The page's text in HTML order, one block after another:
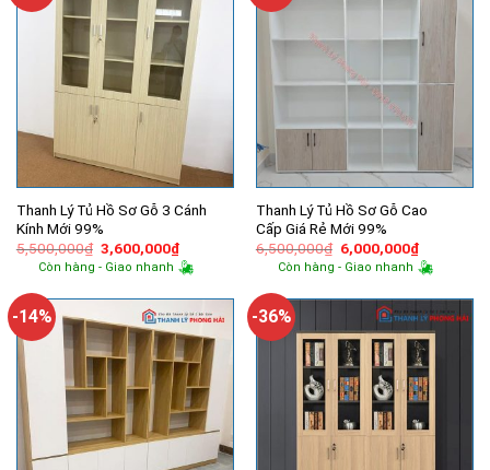
Thanh Lý Tủ Hồ Sơ Gỗ 3 Cánh
Kính Mới 99%
5,500,000₫ Giá
gốc
là:
3,600,000₫Giá
hiện
tại
3,600,000₫.
Còn hàng - Giao nhanh
Thanh Lý Tủ Hồ Sơ Gỗ Cao
Cấp Giá Rẻ Mới 99%
6,500,000₫ Giá
gốc
là:
6,000,000₫Giá
hiện
tại
Còn hàng - Giao nhanh
-14% -36%